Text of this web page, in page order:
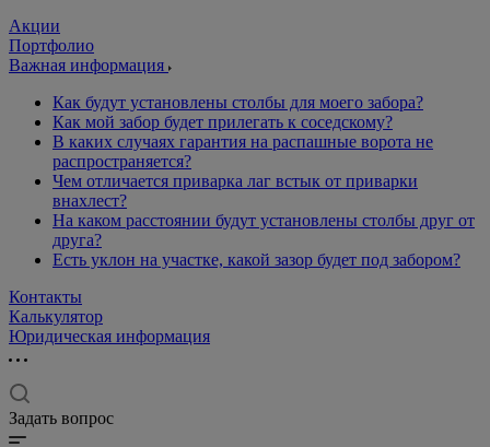
Акции
Портфолио
Важная информация
Как будут установлены столбы для моего забора?
Как мой забор будет прилегать к соседскому?
В каких случаях гарантия на распашные ворота не
распространяется?
Чем отличается приварка лаг встык от приварки
внахлест?
На каком расстоянии будут установлены столбы друг от
друга?
Есть уклон на участке, какой зазор будет под забором?
Контакты
Калькулятор
Юридическая информация
Задать вопрос